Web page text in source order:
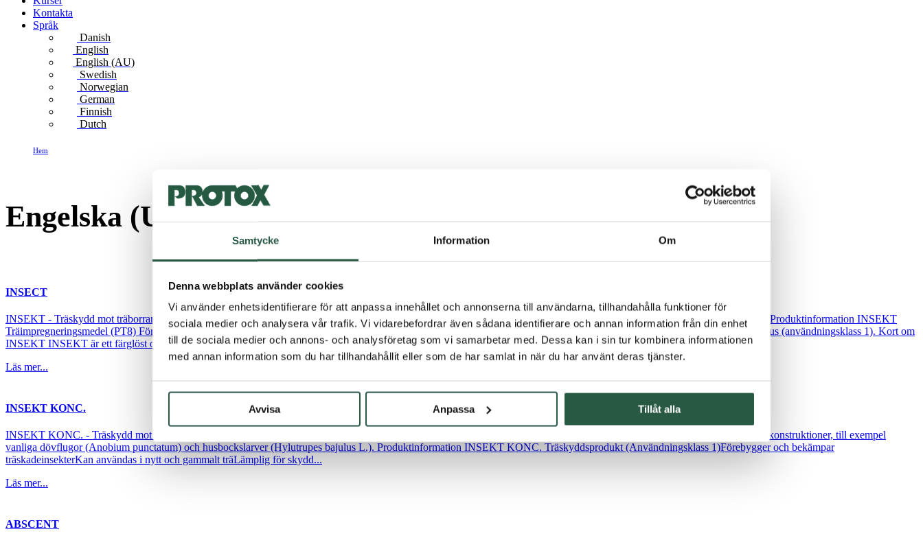
Samtycke Information Om
Denna webbplats använder cookies
Vi använder enhetsidentifierare för att anpassa innehållet och annonserna till användarna, tillhandahålla funktioner för
sociala medier och analysera vår trafik. Vi vidarebefordrar även sådana identifierare och annan information från din enhet
till de sociala medier och annons- och analysföretag som vi samarbetar med. Dessa kan i sin tur kombinera informationen
med annan information som du har tillhandahållit eller som de har samlat in när du har använt deras tjänster.
Avvisa Anpassa Tillåt alla
Kontakta
Språk
Danish
English
English (AU)
Swedish
Norwegian
German
Finnish
Dutch
Hem
Engelska (UK)
INSECT
INSEKT - Träskydd mot träborrande insekter INSEKT är ett träskyddsmedel för förebyggande eller behandling av angrepp av träborrande insekter i nytt och gammalt träarbete. Produktinformation INSEKT
Träimpregneringsmedel (PT8) Förebygger och bekämpar träborrande insekter Färdig att använda – ska inte spädas Produkten är färglös och vattenbaserad Används på trä inomhus (användningsklass 1). Kort om
INSEKT INSEKT är ett färglöst och...
Läs mer...
INSEKT KONC.
INSEKT KONC. - Träskydd mot träskadeinsekter koncentrat INSEKT KONC. är en träskyddsprodukt för förebyggande och bekämpning av angrepp från träskadeinsekter i träkonstruktioner, till exempel
vanliga dövflugor (Anobium punctatum) och husbockslarver (Hylutrupes bajulus L.). Produktinformation INSEKT KONC. Träskyddsprodukt (Användningsklass 1)Förebygger och bekämpar
träskadeinsekterKan användas i nytt och gammalt träLämplig för skydd...
Läs mer...
ABSCENT